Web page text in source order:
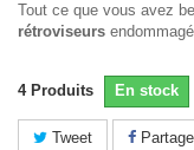
Tout ce que vous avez
rétroviseurs
4 Produits En stock
Tweet